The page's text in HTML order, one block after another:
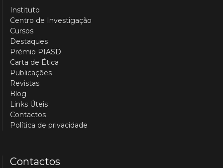
Instituto
Centro de Investigação
Cursos
Destaques
Prémio PIASD
Carta de Ética
Publicações
Revistas
Blog
Links Úteis
Contactos
Política de privacidade
Contactos